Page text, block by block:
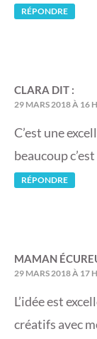
RÉPONDRE
CLARA DIT :
29 MARS 2018 À 16
C’est une
beaucoup
RÉPONDRE
MAMAN
29 MARS 2018 À 17
L’idée est
créatifs avec